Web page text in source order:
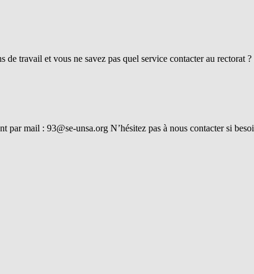
travail et vous ne savez pas quel service contacter au
par mail : 93@se-unsa.org N’hésitez pas à nous contacter si